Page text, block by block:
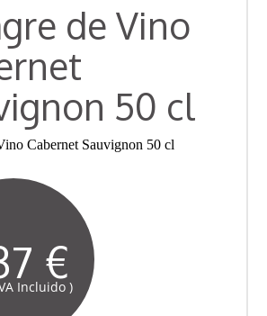
de Vino
50 cl
Cabernet Sauvignon 50 cl
€
Incluido )